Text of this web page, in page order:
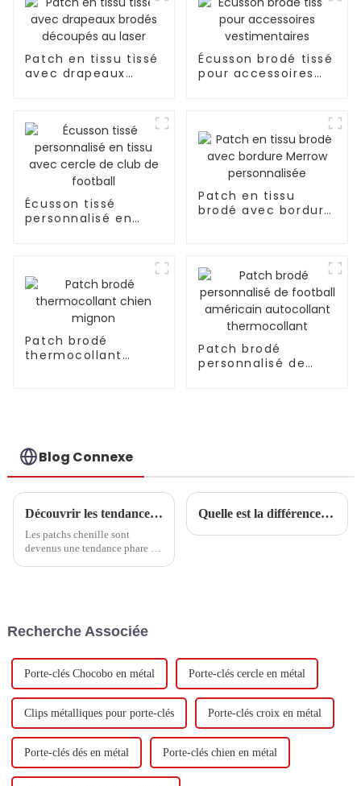
Patch en tissu tissé
avec drapeaux
Écusson brodé tissé
pour accessoires
Écusson tissé
personnalisé en
Patch en tissu
brodé avec bordure
Patch brodé
thermocollant
Patch brodé
personnalisé de
Blog Connexe
Découvrir les tendances et les étapes d'achat essentielles des patchs chenille en 2025
Les patchs chenille sont
devenus une tendance phare de
Quelle est la différence entre une zone de broderie de 30 %, une zone de broderie de 50 %, une zone de broderie de 75 % et une zone de broderie de 100 % ?
Recherche Associée
Porte-clés Chocobo en métal Porte-clés cercle en métal
Clips métalliques pour porte-clés Porte-clés croix en métal
Porte-clés dés en métal Porte-clés chien en métal